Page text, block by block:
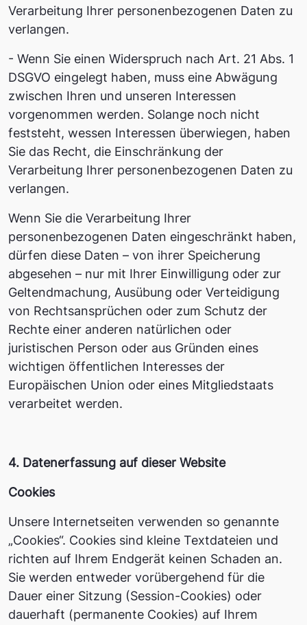
Verarbeitung Ihrer personenbezogenen Daten zu
verlangen.
- Wenn Sie einen Widerspruch nach Art. 21 Abs. 1
DSGVO eingelegt haben, muss eine Abwägung
zwischen Ihren und unseren Interessen
vorgenommen werden. Solange noch nicht
feststeht, wessen Interessen überwiegen, haben
Sie das Recht, die Einschränkung der
Verarbeitung Ihrer personenbezogenen Daten zu
verlangen.
Wenn Sie die Verarbeitung Ihrer
personenbezogenen Daten eingeschränkt haben,
dürfen diese Daten – von ihrer Speicherung
abgesehen – nur mit Ihrer Einwilligung oder zur
Geltendmachung, Ausübung oder Verteidigung
von Rechtsansprüchen oder zum Schutz der
Rechte einer anderen natürlichen oder
juristischen Person oder aus Gründen eines
wichtigen öffentlichen Interesses der
Europäischen Union oder eines Mitgliedstaats
verarbeitet werden.
4. Datenerfassung auf dieser Website
Cookies
Unsere Internetseiten verwenden so genannte
„Cookies“. Cookies sind kleine Textdateien und
richten auf Ihrem Endgerät keinen Schaden an.
Sie werden entweder vorübergehend für die
Dauer einer Sitzung (Session-Cookies) oder
dauerhaft (permanente Cookies) auf Ihrem